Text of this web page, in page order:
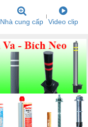
Nhà cung cấp Video clip